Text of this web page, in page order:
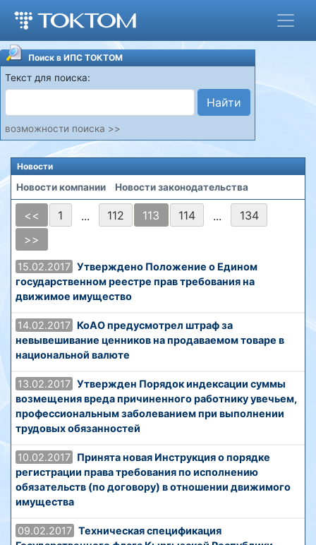
Поиск в ИПС ТОКТОМ
Текст для поиска:
Найти
возможности поиска >>
Новости
Новости компании Новости законодательства
<< 1 ... 112 113 114 ...
134
>>
15.02.2017 Утверждено Положение о Едином
государственном реестре прав требования на
движимое имущество
14.02.2017 КоАО предусмотрел штраф за
невывешивание ценников на продаваемом товаре в
национальной валюте
13.02.2017 Утвержден Порядок индексации суммы
возмещения вреда причиненного работнику увечьем,
профессиональным заболеванием при выполнении
трудовых обязанностей
10.02.2017 Принята новая Инструкция о порядке
регистрации права требования по исполнению
обязательств (по договору) в отношении движимого
имущества
09.02.2017 Техническая спецификация